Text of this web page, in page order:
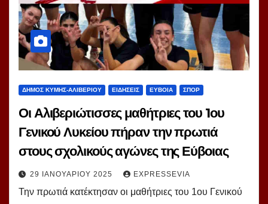
ΔΗΜΟΣ ΚΥΜΗΣ-ΑΛΙΒΕΡΙΟΥ ΕΙΔΗΣΕΙΣ ΕΥΒΟΙΑ ΣΠΟΡ
Οι Αλιβεριώτισσες μαθήτριες του 1ου
Γενικού Λυκείου πήραν την πρωτιά
στους σχολικούς αγώνες της Εύβοιας
29 ΙΑΝΟΥΑΡΊΟΥ 2025 EXPRESSEVIA
Την πρωτιά κατέκτησαν οι μαθήτριες του 1ου Γενικού